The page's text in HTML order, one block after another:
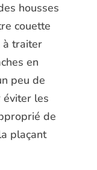
housses
couette
à traiter
en
peu de
éviter les
de
plaçant